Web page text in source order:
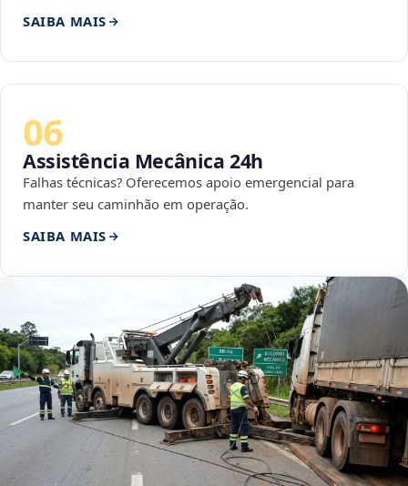
SAIBA MAIS
06
Assistência Mecânica 24h
Falhas técnicas? Oferecemos apoio emergencial para
manter seu caminhão em operação.
SAIBA MAIS